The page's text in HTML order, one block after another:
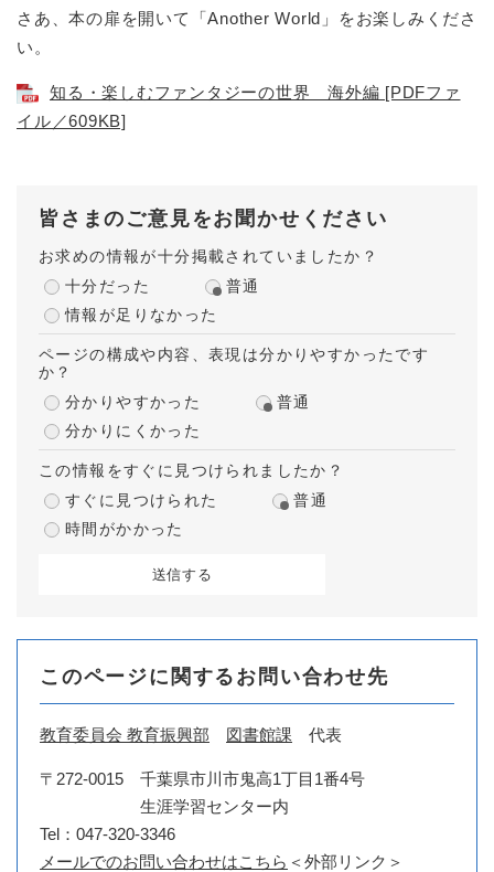
さあ、本の扉を開いて「Another World」をお楽しみくださ
い。
知る・楽しむファンタジーの世界 海外編 [PDFファ
イル／609KB]
皆さまのご意見をお聞かせください
お求めの情報が十分掲載されていましたか？
十分だった
普通
情報が足りなかった
ページの構成や内容、表現は分かりやすかったです
か？
分かりやすかった
普通
分かりにくかった
この情報をすぐに見つけられましたか？
すぐに見つけられた
普通
時間がかかった
このページに関するお問い合わせ先
教育委員会 教育振興部 図書館課 代表
〒272-0015
千葉県市川市鬼高1丁目1番4号
生涯学習センター内
Tel：047-320-3346
メールでのお問い合わせはこちら ＜外部リンク＞